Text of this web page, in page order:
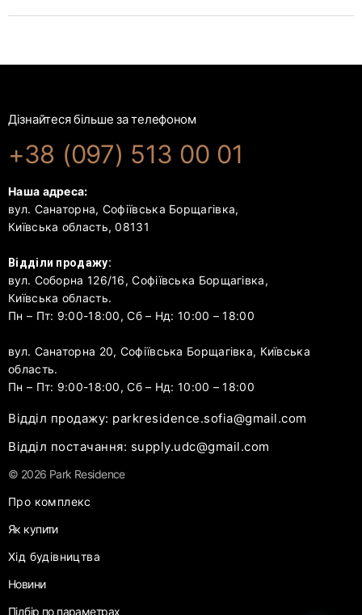
Дізнайтеся більше за телефоном
+38 (097) 513 00 01
Наша адреса:
вул. Санаторна, Софіївська Борщагівка,
Київська область, 08131
Відділи продажу:
вул. Соборна 126/16, Софіївська Борщагівка,
Київська область.
Пн – Пт: 9:00-18:00, Сб – Нд: 10:00 – 18:00
вул. Санаторна 20, Софіївська Борщагівка, Київська
область.
Пн – Пт: 9:00-18:00, Сб – Нд: 10:00 – 18:00
Відділ продажу: parkresidence.sofia@gmail.com
Відділ постачання: supply.udc@gmail.com
© 2026 Park Residence
Про комплекс
Як купити
Хід будівництва
Новини
Підбір по параметрах